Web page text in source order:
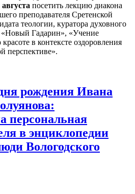
августа посетить лекцию диакона
преподавателя Сретенской
теологии, куратора духовного
«Новый Гадарин», «Учение
в контексте оздоровления
перспективе».
рождения Ивана
персональная
в энциклопедии
Вологодского